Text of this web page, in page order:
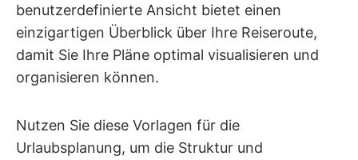
benutzerdefinierte Ansicht bietet einen
einzigartigen Überblick über Ihre Reiseroute,
damit Sie Ihre Pläne optimal visualisieren und
organisieren können.
Nutzen Sie diese Vorlagen für die
Urlaubsplanung, um die Struktur und